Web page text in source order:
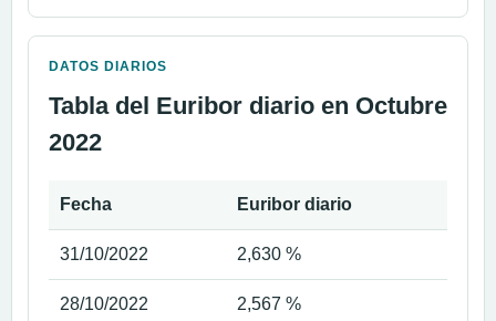
DATOS DIARIOS
Tabla del Euribor diario en Octubre
2022
Fecha Euribor diario
31/10/2022 2,630 %
28/10/2022 2,567 %